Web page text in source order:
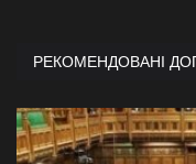
РЕКОМЕНДОВАНІ